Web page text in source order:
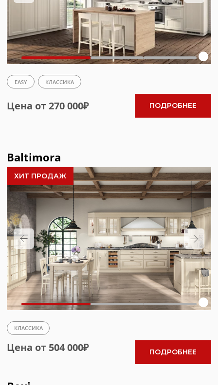
ПОДРОБНЕЕ
ПОДРОБНЕЕ
Favilla
Цена от 360 000₽
МОДЕРН
КЛАССИКА